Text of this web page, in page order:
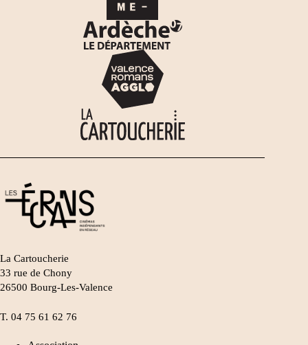
La Cartoucherie
33 rue de Chony
26500 Bourg-Les-Valence
T. 04 75 61 62 76